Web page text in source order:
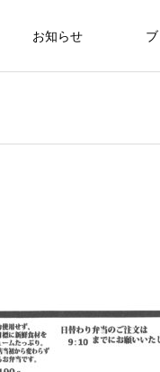
お知らせ